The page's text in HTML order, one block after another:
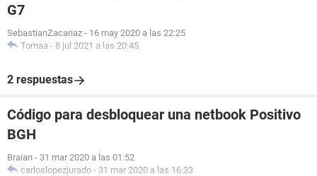
G7
SebastianZacariaz - 16 may 2020 a las 22:25
Tomaa - 8 jul 2021 a las 20:45
2 respuestas
Código para desbloquear una netbook Positivo
BGH
Braian - 31 mar 2020 a las 01:52
carloslopezjurado - 31 mar 2020 a las 16:33